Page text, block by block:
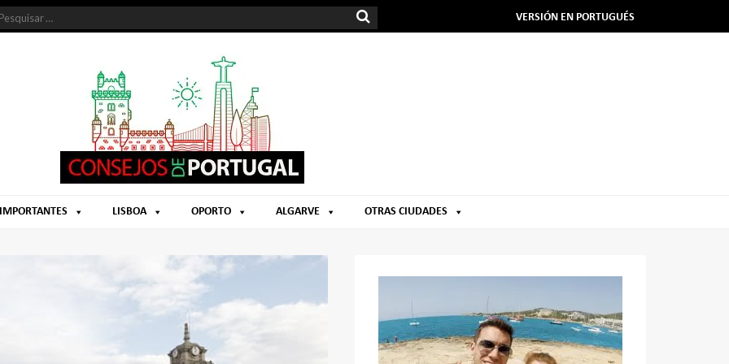
VERSIÓN EN PORTUGUÉS
LISBOA OPORTO ALGARVE OTRAS CIUDADES